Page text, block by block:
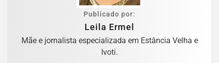
Publicado por:
Leila Ermel
Mãe e jornalista especializada em Estância Velha e
Ivoti.